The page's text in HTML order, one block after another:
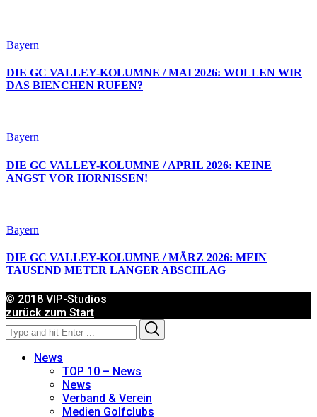
Bayern
DIE GC VALLEY-KOLUMNE / MAI 2026: WOLLEN WIR
DAS BIENCHEN RUFEN?
Bayern
DIE GC VALLEY-KOLUMNE / APRIL 2026: KEINE
ANGST VOR HORNISSEN!
Bayern
DIE GC VALLEY-KOLUMNE / MÄRZ 2026: MEIN
TAUSEND METER LANGER ABSCHLAG
© 2018 VIP-Studios
zurück zum Start
Search
for:
News
TOP 10 – News
News
Verband & Verein
Medien Golfclubs